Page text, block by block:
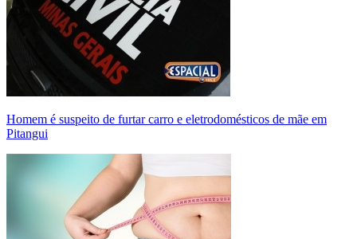
Homem é suspeito de furtar carro e eletrodomésticos de mãe em
Pitangui